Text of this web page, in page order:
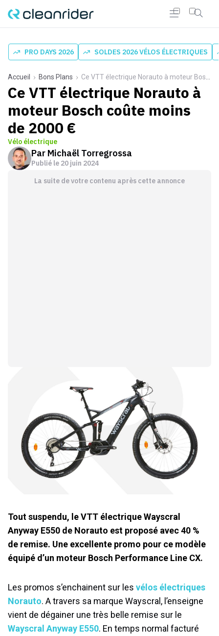
PRO DAYS 2026 SOLDES 2026 VÉLOS ÉLECTRIQUES
Accueil Bons Plans Ce VTT électrique Norauto à moteur Bosch coûte moins de 2000 €
Ce VTT électrique Norauto à
moteur Bosch coûte moins
de 2000 €
Vélo électrique
Par Michaël Torregrossa
Publié le 20 juin 2024
La suite de votre contenu après cette annonce
Tout suspendu, le VTT électrique Wayscral
Anyway E550 de Norauto est proposé avec 40 %
de remise. Une excellente promo pour ce modèle
équipé d’un moteur Bosch Performance Line CX.
Les promos s’enchainent sur les vélos électriques
Norauto. A travers sa marque Wayscral, l’enseigne
vient de dégainer une très belle remise sur le
Wayscral Anyway E550. En temps normal facturé